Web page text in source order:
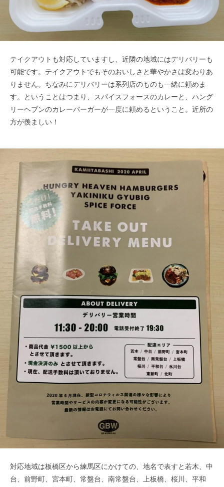
テイクアウトも対応していますし、近隣の地域にはデリバリーも
可能です。​テイクアウトでもそのおいしさと華やかさは変わりあ
りません。​ちなみにデリバリーは系列店のものも一緒に頼めま
す。ということはつまり、スパイスフォースのカレーと、ハング
リーヘブンのカレ​ーバーガーが一度に頼めるということ。近所の
方が羨ましい！​
対応地域は板橋区から練馬区にかけての、地名で表すと若木、中
台、前野町、宮本町、常盤台、南常盤台、上板橋、桜川、平和